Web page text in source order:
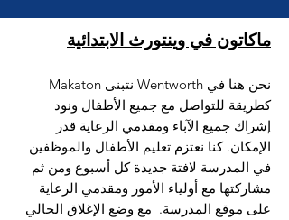
ماكاتون في وينتورث الابتدائية
نحن هنا في Wentworth نتبنى Makaton
كطريقة للتواصل مع جميع الأطفال ونود
إشراك جميع الآباء ومقدمي الرعاية قدر
الإمكان. كنا نعتزم تعليم الأطفال والموظفين
في المدرسة لافتة جديدة كل أسبوع ومن ثم
مشاركتها مع أولياء الأمور ومقدمي الرعاية
على موقع المدرسة. مع وضع الإغلاق الحالي